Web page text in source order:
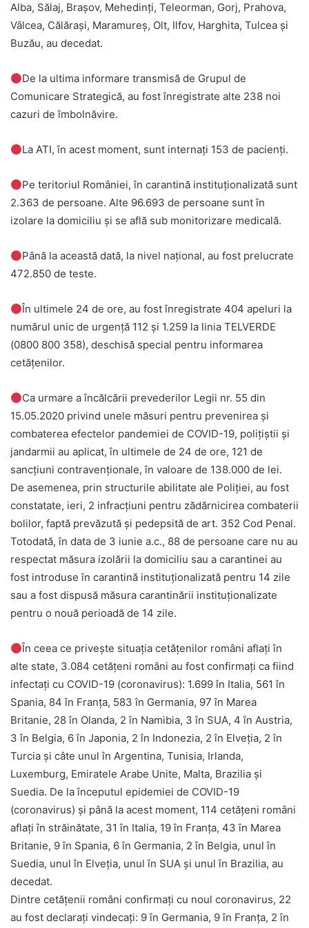
Alba, Sălaj, Brașov, Mehedinți, Teleorman, Gorj, Prahova,
Vâlcea, Călărași, Maramureș, Olt, Ilfov, Harghita, Tulcea și
Buzău, au decedat.
De la ultima informare transmisă de Grupul de
Comunicare Strategică, au fost înregistrate alte 238 noi
cazuri de îmbolnăvire.
La ATI, în acest moment, sunt internați 153 de pacienți.
Pe teritoriul României, în carantină instituționalizată sunt
2.363 de persoane. Alte 96.693 de persoane sunt în
izolare la domiciliu și se află sub monitorizare medicală.
Până la această dată, la nivel național, au fost prelucrate
472.850 de teste.
În ultimele 24 de ore, au fost înregistrate 404 apeluri la
numărul unic de urgență 112 și 1.259 la linia TELVERDE
(0800 800 358), deschisă special pentru informarea
cetățenilor.
Ca urmare a încălcării prevederilor Legii nr. 55 din
15.05.2020 privind unele măsuri pentru prevenirea și
combaterea efectelor pandemiei de COVID-19, polițiștii și
jandarmii au aplicat, în ultimele de 24 de ore, 121 de
sancţiuni contravenţionale, în valoare de 138.000 de lei.
De asemenea, prin structurile abilitate ale Poliției, au fost
constatate, ieri, 2 infracțiuni pentru zădărnicirea combaterii
bolilor, faptă prevăzută și pedepsită de art. 352 Cod Penal.
Totodată, în data de 3 iunie a.c., 88 de persoane care nu au
respectat măsura izolării la domiciliu sau a carantinei au
fost introduse în carantină instituționalizată pentru 14 zile
sau a fost dispusă măsura carantinării instituționalizate
pentru o nouă perioadă de 14 zile.
În ceea ce privește situația cetățenilor români aflați în
alte state, 3.084 cetățeni români au fost confirmați ca fiind
infectați cu COVID-19 (coronavirus): 1.699 în Italia, 561 în
Spania, 84 în Franța, 583 în Germania, 97 în Marea
Britanie, 28 în Olanda, 2 în Namibia, 3 în SUA, 4 în Austria,
3 în Belgia, 6 în Japonia, 2 în Indonezia, 2 în Elveția, 2 în
Turcia și câte unul în Argentina, Tunisia, Irlanda,
Luxemburg, Emiratele Arabe Unite, Malta, Brazilia și
Suedia. De la începutul epidemiei de COVID-19
(coronavirus) și până la acest moment, 114 cetățeni români
aflați în străinătate, 31 în Italia, 19 în Franța, 43 în Marea
Britanie, 9 în Spania, 6 în Germania, 2 în Belgia, unul în
Suedia, unul în Elveția, unul în SUA și unul în Brazilia, au
decedat.
Dintre cetățenii români confirmați cu noul coronavirus, 22
au fost declarați vindecați: 9 în Germania, 9 în Franța, 2 în